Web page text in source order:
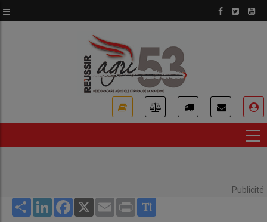
au
Publicité
Share LinkedInFacebook
X Email Print